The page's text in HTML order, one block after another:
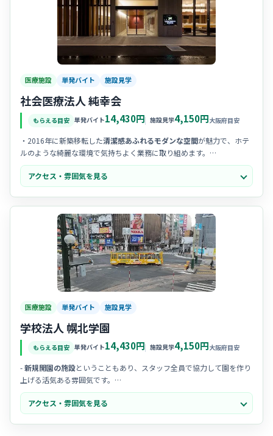
医療施設 単発バイト 施設見学
社会医療法人 純幸会
もらえる目安 単発バイト14,430円 施設見学4,150円大阪府目安
・2016年に新築移転した清潔感あふれるモダンな空間が魅力で、ホテ
ルのような綺麗な環境で気持ちよく業務に取り組めます。
・スタッフ同士のチームワークが非常に良く、職種の垣根を越えて相
談し合える風通しの良い明るい雰囲気が自慢の職場です。
・新しいことに挑戦する姿勢を大切にしており、前向きで活気のある
アクセス・雰囲気を見る
医療施設 単発バイト 施設見学
学校法人 幌北学園
もらえる目安 単発バイト14,430円 施設見学4,150円大阪府目安
-新規開園の施設ということもあり、スタッフ全員で協力して園を作り
上げる活気ある雰囲気です。
- 子どもたちの主体性を大切にするのびのびとした教育方針で、笑顔の
絶えない明るい職場です。
- 研修制度がしっかりしており、保育園未経験の方でも手厚いサポート
アクセス・雰囲気を見る